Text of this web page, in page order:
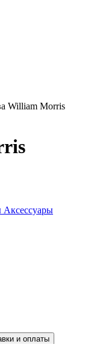
William Morris
Аксессуары
и оплаты